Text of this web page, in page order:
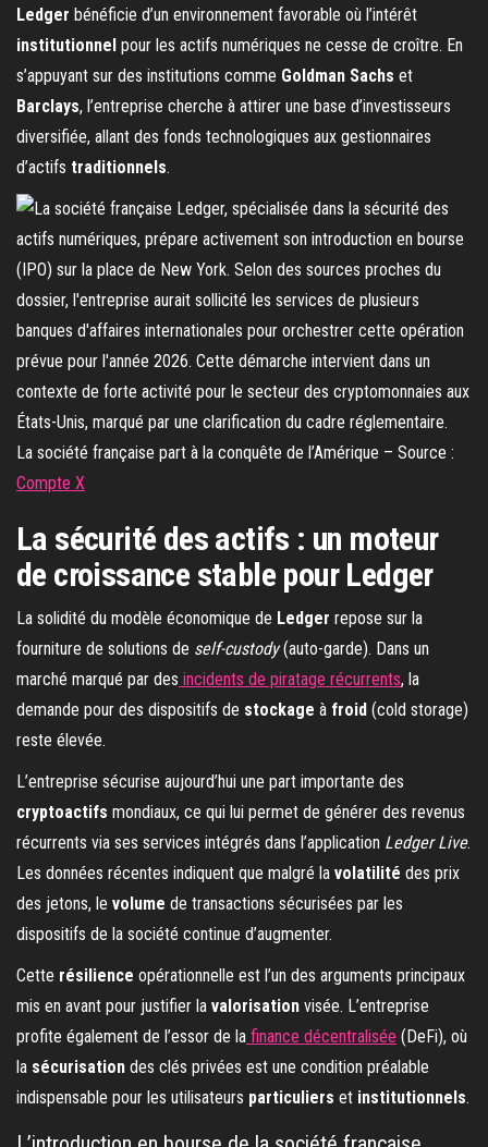
Ledger bénéficie d’un environnement favorable où l’intérêt
institutionnel pour les actifs numériques ne cesse de croître. En
s’appuyant sur des institutions comme Goldman Sachs et
Barclays, l’entreprise cherche à attirer une base d’investisseurs
diversifiée, allant des fonds technologiques aux gestionnaires
d’actifs traditionnels.
La société française part à la conquête de l’Amérique – Source :
Compte X
La sécurité des actifs : un moteur
de croissance stable pour Ledger
La solidité du modèle économique de Ledger repose sur la
fourniture de solutions de self-custody(auto-garde). Dans un
marché marqué par des incidents de piratage récurrents, la
demande pour des dispositifs de stockage à froid (cold storage)
reste élevée.
L’entreprise sécurise aujourd’hui une part importante des
cryptoactifs mondiaux, ce qui lui permet de générer des revenus
récurrents via ses services intégrés dans l’application Ledger Live.
Les données récentes indiquent que malgré la volatilité des prix
des jetons, le volume de transactions sécurisées par les
dispositifs de la société continue d’augmenter.
Cette résilience opérationnelle est l’un des arguments principaux
mis en avant pour justifier la valorisation visée. L’entreprise
profite également de l’essor de la finance décentralisée (DeFi), où
la sécurisation des clés privées est une condition préalable
indispensable pour les utilisateurs particuliers et institutionnels.